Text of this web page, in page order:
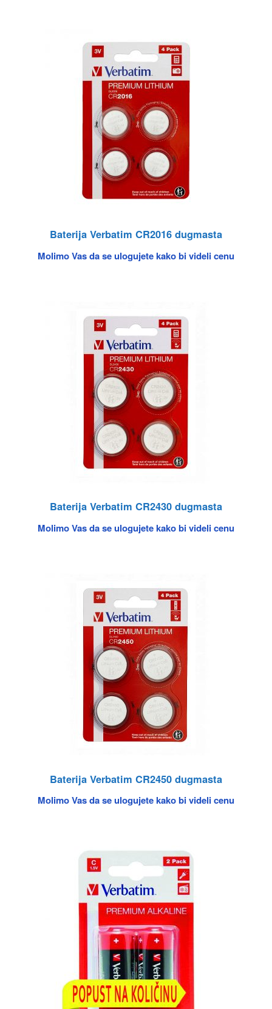
Baterija Verbatim CR2016 dugmasta
Molimo Vas da se ulogujete kako bi videli cenu
Baterija Verbatim CR2430 dugmasta
Molimo Vas da se ulogujete kako bi videli cenu
Baterija Verbatim CR2450 dugmasta
Molimo Vas da se ulogujete kako bi videli cenu